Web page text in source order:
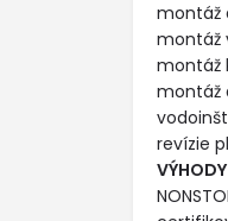
montáž
montáž
montáž
montáž
revízie